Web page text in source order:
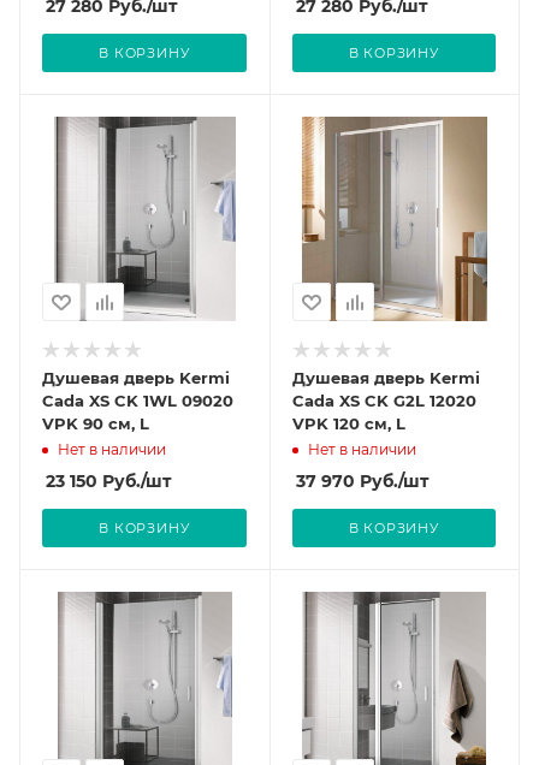
27 280 Руб./шт
В КОРЗИНУ
27 280 Руб./шт
В КОРЗИНУ
Душевая дверь Kermi
Cada XS CK 1WL 09020
VPK 90 см, L
Нет в наличии
23 150 Руб./шт
В КОРЗИНУ
Душевая дверь Kermi
Cada XS CK G2L 12020
VPK 120 см, L
Нет в наличии
37 970 Руб./шт
В КОРЗИНУ